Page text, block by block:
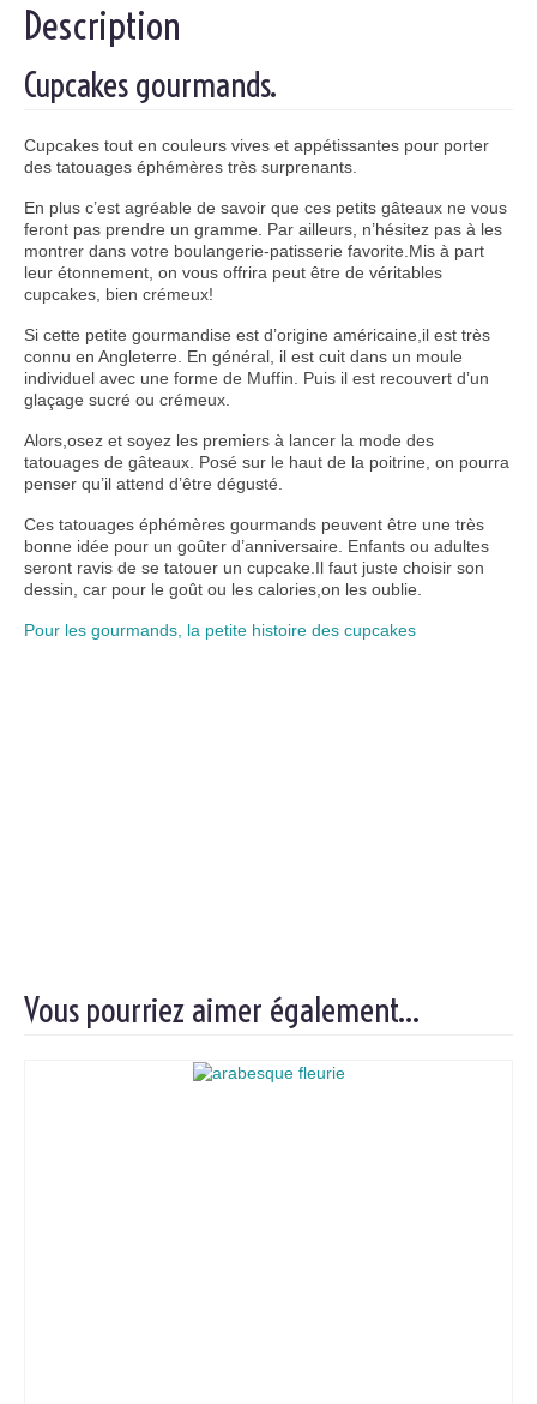
Description
Cupcakes gourmands.
Cupcakes tout en couleurs vives et appétissantes pour porter
des tatouages éphémères très surprenants.
En plus c’est agréable de savoir que ces petits gâteaux ne vous
feront pas prendre un gramme. Par ailleurs, n’hésitez pas à les
montrer dans votre boulangerie-patisserie favorite.Mis à part
leur étonnement, on vous offrira peut être de véritables
cupcakes, bien crémeux!
Si cette petite gourmandise est d’origine américaine,il est très
connu en Angleterre. En général, il est cuit dans un moule
individuel avec une forme de Muffin. Puis il est recouvert d’un
glaçage sucré ou crémeux.
Alors,osez et soyez les premiers à lancer la mode des
tatouages de gâteaux. Posé sur le haut de la poitrine, on pourra
penser qu’il attend d’être dégusté.
Ces tatouages éphémères gourmands peuvent être une très
bonne idée pour un goûter d’anniversaire. Enfants ou adultes
seront ravis de se tatouer un cupcake.Il faut juste choisir son
dessin, car pour le goût ou les calories,on les oublie.
Pour les gourmands, la petite histoire des cupcakes
Vous pourriez aimer également…